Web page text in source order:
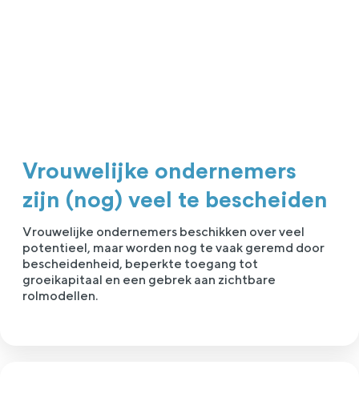
Vrouwelijke ondernemers
zijn (nog) veel te bescheiden
Vrouwelijke ondernemers beschikken over veel
potentieel, maar worden nog te vaak geremd door
bescheidenheid, beperkte toegang tot
groeikapitaal en een gebrek aan zichtbare
rolmodellen.